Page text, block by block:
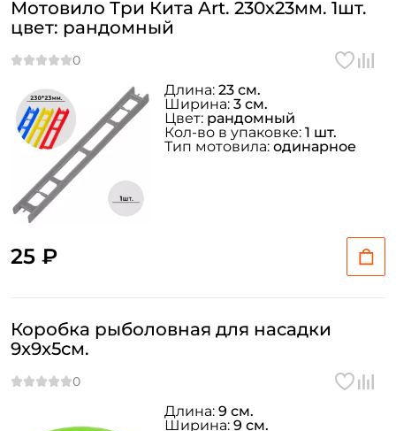
Мотовило Три Кита Art. 230х23мм. 1шт.
цвет: рандомный
25 ₽
Длина: 23 см.
Ширина: 3 см.
Цвет: рандомный
Кол-во в упаковке: 1 шт.
Тип мотовила: одинарное
Коробка рыболовная для насадки
9x9x5см.
Длина: 9 см.
Ширина: 9 см.